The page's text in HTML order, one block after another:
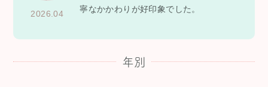
2026.04
寧なかかわりが好印象でした。
年別